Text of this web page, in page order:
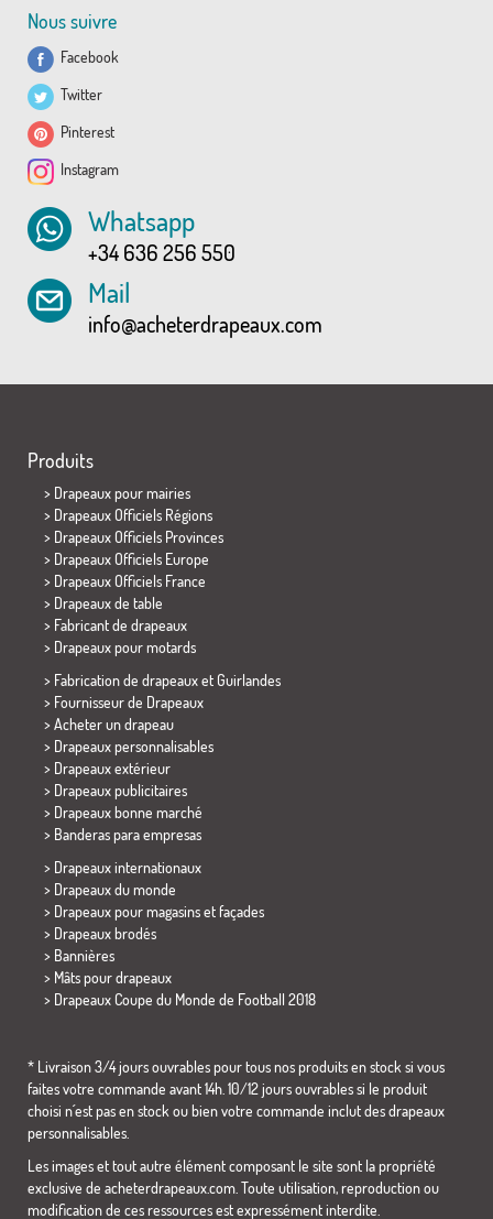
Nous suivre
Facebook
Twitter
Pinterest
Instagram
Whatsapp
+34 636 256 550
Mail
info@acheterdrapeaux.com
Produits
> Drapeaux pour mairies
> Drapeaux Officiels Régions
> Drapeaux Officiels Provinces
> Drapeaux Officiels Europe
> Drapeaux Officiels France
> Drapeaux de table
> Fabricant de drapeaux
> Drapeaux pour motards
> Fabrication de drapeaux et Guirlandes
> Fournisseur de Drapeaux
> Acheter un drapeau
> Drapeaux personnalisables
> Drapeaux extérieur
> Drapeaux publicitaires
> Drapeaux bonne marché
> Banderas para empresas
> Drapeaux internationaux
> Drapeaux du monde
> Drapeaux pour magasins et façades
> Drapeaux brodés
> Bannières
> Mâts pour drapeaux
> Drapeaux Coupe du Monde de Football 2018
* Livraison 3/4 jours ouvrables pour tous nos produits en stock si vous
faites votre commande avant 14h. 10/12 jours ouvrables si le produit
choisi n´est pas en stock ou bien votre commande inclut des drapeaux
personnalisables.
Les images et tout autre élément composant le site sont la propriété
exclusive de acheterdrapeaux.com. Toute utilisation, reproduction ou
modification de ces ressources est expressément interdite.